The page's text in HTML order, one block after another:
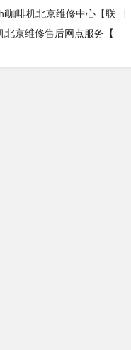
咖啡机北京维修中心【联
北京维修售后网点服务【